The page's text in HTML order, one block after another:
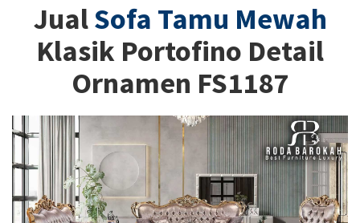
JualSofa Tamu Mewah
Klasik Portofino Detail
Ornamen FS1187